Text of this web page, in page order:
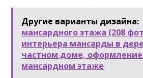
Другие варианты дизайна:
мансардного этажа (208
интерьера мансарды в
частном доме,
мансардном этаже